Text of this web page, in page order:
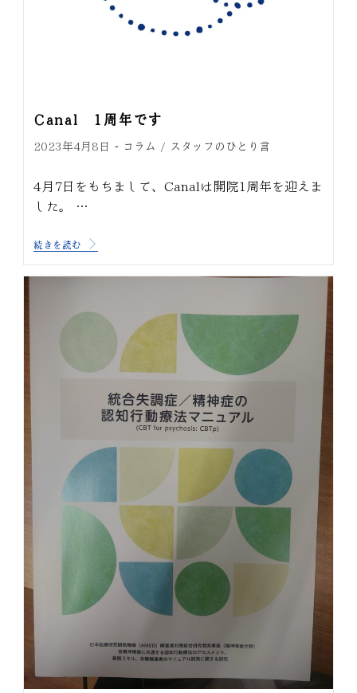
Canal 1周年です
2023年4月8日 コラム / スタッフのひとり言
4月7日をもちまして、Canalは開院1周年を迎えま
した。 …
続きを読む